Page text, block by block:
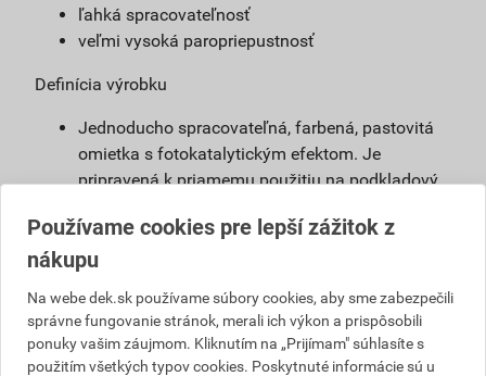
ľahká spracovateľnosť
veľmi vysoká paropriepustnosť
Definícia výrobku
Jednoducho spracovateľná, farbená, pastovitá
omietka s fotokatalytickým efektom. Je
pripravená k priamemu použitiu na podkladový
silikátovému spojivu má omietka weberpas
clean Active vlastnosti blízke silikátovej omietke,
pri spracovaní a vyzrievaní. Unikátna receptúra
omietky weberpas clean Active s
fotokatalytickým efektom zaisťuje dlhodobú
Používame cookies pre lepší zážitok z
nákupu
Na webe dek.sk používame súbory cookies, aby sme zabezpečili
správne fungovanie stránok, merali ich výkon a prispôsobili
ponuky vašim záujmom. Kliknutím na „Prijímam" súhlasíte s
použitím všetkých typov cookies. Poskytnuté informácie sú u